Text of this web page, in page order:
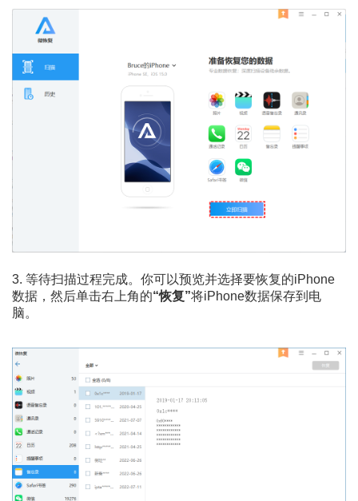
3. 等待扫描过程完成。你可以预览并选择要恢复的iPhone
数据，然后单击右上角的“恢复”将iPhone数据保存到电
脑。